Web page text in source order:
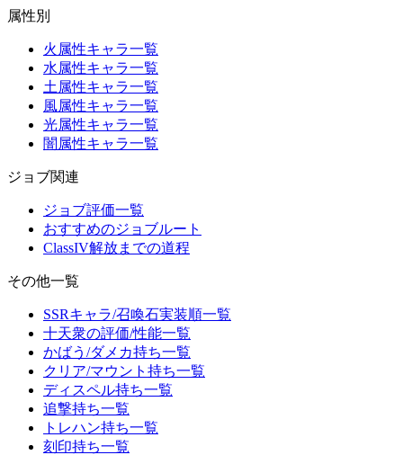
属性別
火属性キャラ一覧
水属性キャラ一覧
土属性キャラ一覧
風属性キャラ一覧
光属性キャラ一覧
闇属性キャラ一覧
ジョブ関連
ジョブ評価一覧
おすすめのジョブルート
ClassIV解放までの道程
その他一覧
SSRキャラ/召喚石実装順一覧
十天衆の評価/性能一覧
かばう/ダメカ持ち一覧
クリア/マウント持ち一覧
ディスペル持ち一覧
追撃持ち一覧
トレハン持ち一覧
刻印持ち一覧